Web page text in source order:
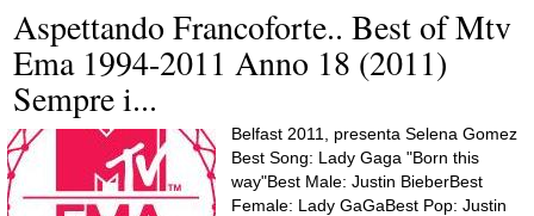
Aspettando Francoforte.. Best of Mtv
Ema 1994-2011 Anno 18 (2011)
Sempre i...
Belfast 2011, presenta Selena Gomez
Best Song: Lady Gaga "Born this
way"Best Male: Justin BieberBest
Female: Lady GaGaBest Pop: Justin